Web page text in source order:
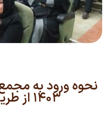
۱۴۰۳ از طریق وب سایت